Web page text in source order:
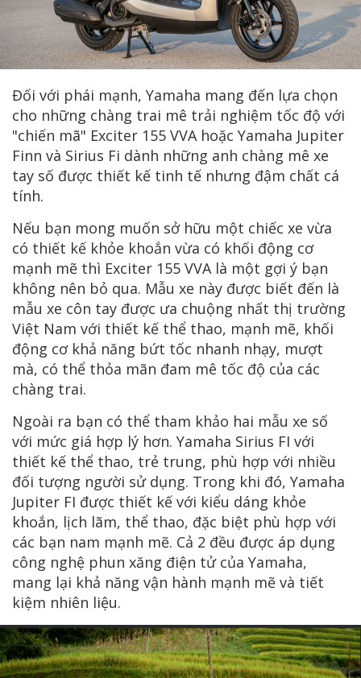
Đối với phái mạnh, Yamaha mang đến lựa chọn
cho những chàng trai mê trải nghiệm tốc độ với
"chiến mã" Exciter 155 VVA hoặc Yamaha Jupiter
Finn và Sirius Fi dành những anh chàng mê xe
tay số được thiết kế tinh tế nhưng đậm chất cá
tính.
Nếu bạn mong muốn sở hữu một chiếc xe vừa
có thiết kế khỏe khoắn vừa có khối động cơ
mạnh mẽ thì Exciter 155 VVA là một gợi ý bạn
không nên bỏ qua. Mẫu xe này được biết đến là
mẫu xe côn tay được ưa chuộng nhất thị trường
Việt Nam với thiết kế thể thao, mạnh mẽ, khối
động cơ khả năng bứt tốc nhanh nhạy, mượt
mà, có thể thỏa mãn đam mê tốc độ của các
chàng trai.
Ngoài ra bạn có thể tham khảo hai mẫu xe số
với mức giá hợp lý hơn. Yamaha Sirius FI với
thiết kế thể thao, trẻ trung, phù hợp với nhiều
đối tượng người sử dụng. Trong khi đó, Yamaha
Jupiter FI được thiết kế với kiểu dáng khỏe
khoắn, lịch lãm, thể thao, đặc biệt phù hợp với
các bạn nam mạnh mẽ. Cả 2 đều được áp dụng
công nghệ phun xăng điện tử của Yamaha,
mang lại khả năng vận hành mạnh mẽ và tiết
kiệm nhiên liệu.